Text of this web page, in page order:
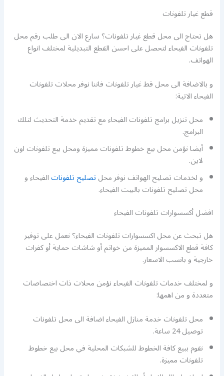
قطع غيار تلفونات
هل تحتاج الى محل قطع غيار تلفونات؟ سارع الان الى طلب رقم محل
تلفونات الفيحاء لتحصل على احسن القطع التبديلية لمختلف انواع
الهواتف.
و بالاضافة الى محل قط غيار تلفونات فاننا نوفر محلات تلفونات
الفيحاء الاتية:
محل تنزيل برامج تلفونات الفيحاء مع تقديم خدمة التحديث لتلك
البرامج.
أيضا نؤمن محل بيع خطوط تلفونات مميزة ومحل بيع تلفونات اون
لاين.
و لخدمات تصليح الهواتف نوفر محلتصليح تلفوناتالفيحاء و
محل تصليح تلفونات بالبيت الفيحاء.
افضل أكسسوارات تلفونات الفيحاء
هل تبحث عن محل اكسسوارات تلفونات الفيحاء؟ نعمل على توفير
كافة قطع الاكسسوار المميزة من خواتم أو شاشات حماية أو كفرات
خارجية و بانسب الاسعار.
و لمختلف خدمات تلفونات الفيحاء نؤمن محلات ذات اختصاصات
متعددة و من اهمها:
محل تلفونات خدمة منازل الفيحاء اضافة الى محل تلفونات
توصيل 24 ساعة.
نقوم ببيع كافة الخطوط للشبكات المحلية في محل بيع خطوط
تلفونات مميزة.